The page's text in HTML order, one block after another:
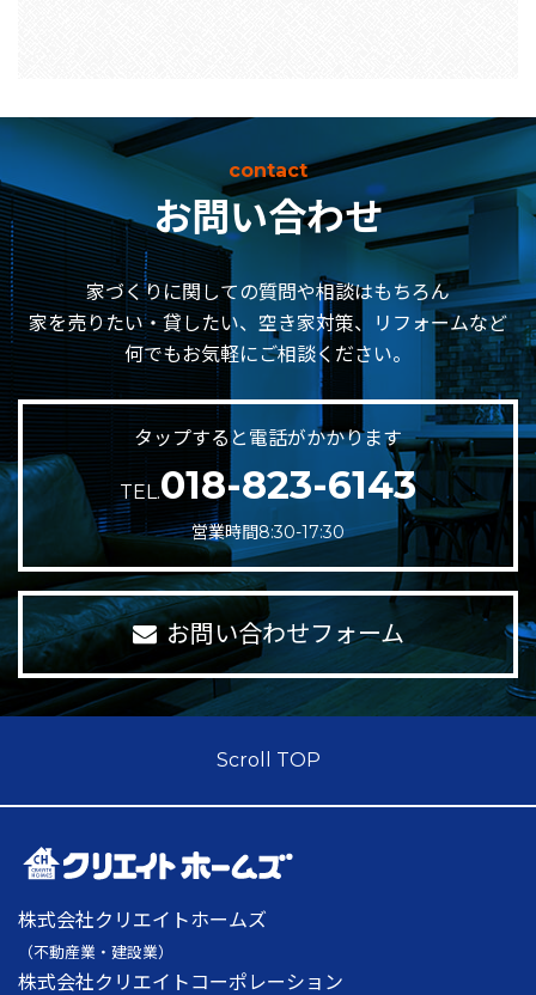
contact
お問い合わせ
家づくりに関しての質問や相談はもちろん
家を売りたい・貸したい、空き家対策、リフォームなど
何でもお気軽にご相談ください。
タップすると電話がかかります
TEL.018-823-6143
営業時間8:30-17:30
お問い合わせフォーム
Scroll TOP
株式会社クリエイトホームズ
（不動産業・建設業）
株式会社クリエイトコーポレーション